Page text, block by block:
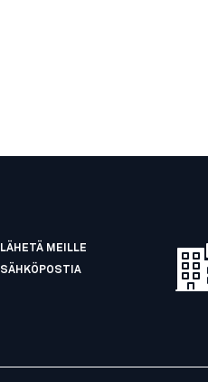
LÄHETÄ MEILLE
SÄHKÖPOSTIA